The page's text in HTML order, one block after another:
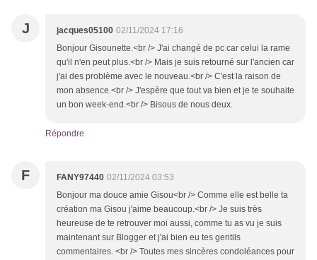
J jacques05100 02/11/2024 17:16
Bonjour Gisounette.<br /> J'ai changé de pc car celui la rame
qu'il n'en peut plus.<br /> Mais je suis retourné sur l'ancien car
j'ai des problème avec le nouveau.<br /> C'est la raison de
mon absence.<br /> J'espère que tout va bien et je te souhaite
un bon week-end.<br /> Bisous de nous deux.
Répondre
F FANY97440 02/11/2024 03:53
Bonjour ma douce amie Gisou<br /> Comme elle est belle ta
création ma Gisou j'aime beaucoup.<br /> Je suis très
heureuse de te retrouver moi aussi, comme tu as vu je suis
maintenant sur Blogger et j'ai bien eu tes gentils
commentaires. <br /> Toutes mes sincères condoléances pour